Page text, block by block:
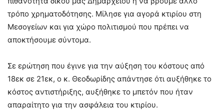
τρόπο χρηματοδότησης. Μίλησε για αγορά κτιρίου στη
Μεσογείων και για χώρο πολιτισμού που πρέπει να
αποκτήσουμε σύντομα.
Σε ερώτηση που έγινε για την αύξηση του κόστους από
18εκ σε 21εκ, ο κ. Θεοδωρίδης απάντησε ότι αυξήθηκε το
κόστος αντιστήριξης, αυξήθηκε το μπετόν που ήταν
απαραίτητο για την ασφάλεια του κτιρίου.